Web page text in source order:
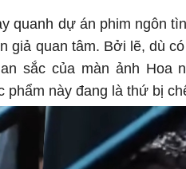
quanh dự án phim ngôn
giả quan tâm. Bởi lẽ, dù
sắc của màn ảnh Hoa
này đang là thứ bị